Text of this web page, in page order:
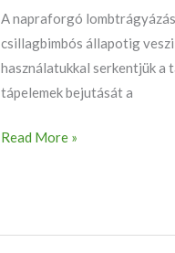
A napraforgó
csillagbimbós állapotig
használatukkal serkentjük
tápelemek bejutását a
napraforgót?
Read More »